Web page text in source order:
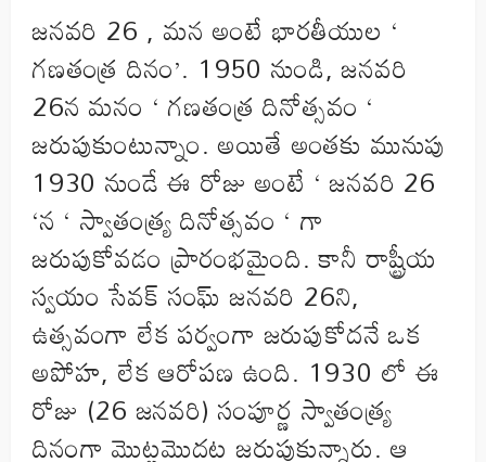
జనవరి 26 , మన అంటే భారతీయుల ‘
గణతంత్ర దినం’. 1950 నుండి, జనవరి
26న మనం ‘ గణతంత్ర దినోత్సవం ‘
జరుపుకుంటున్నాం. అయితే అంతకు మునుపు
1930 నుండే ఈ రోజు అంటే ‘ జనవరి 26
‘న ‘ స్వాతంత్ర్య దినోత్సవం ‘ గా
జరుపుకోవడం ప్రారంభమైంది. కానీ రాష్ట్రీయ
స్వయం సేవక్ సంఘ్ జనవరి 26ని,
ఉత్సవంగా లేక పర్వంగా జరుపుకోదనే ఒక
అపోహ, లేక ఆరోపణ ఉంది. 1930 లో ఈ
రోజు (26 జనవరి) సంపూర్ణ స్వాతంత్ర్య
దినంగా మొట్టమొదట జరుపుకున్నారు. ఆ